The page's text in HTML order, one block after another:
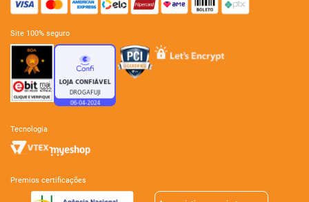
site 100% seguro
tecnologia
premios certificações